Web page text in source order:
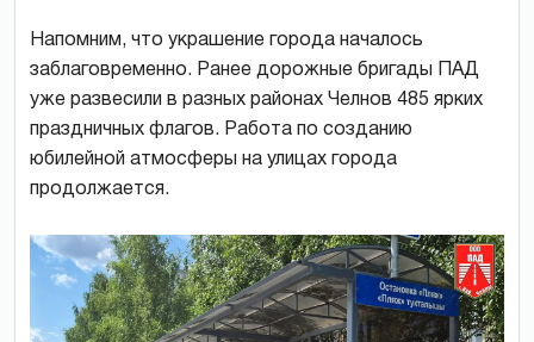
Напомним, что украшение города началось
заблаговременно. Ранее дорожные бригады ПАД
уже развесили в разных районах Челнов 485 ярких
праздничных флагов. Работа по созданию
юбилейной атмосферы на улицах города
продолжается.